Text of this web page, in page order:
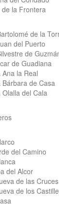
la Frontera
de la
del Puerto
de
de Guadiana
la Real
de Casa
del Cala
del Camino
del Alcor
de las Cruces
de los